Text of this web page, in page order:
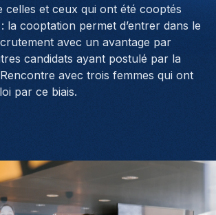
celles et ceux qui ont été cooptés
la cooptation permet d’entrer dans le
avec un avantage par
candidats ayant postulé par la
avec trois femmes qui ont
par ce biais.